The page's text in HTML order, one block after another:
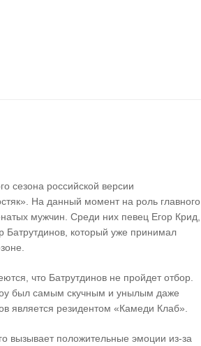
сезона российской версии
На данный момент на роль главного
мужчин. Среди них певец Егор Крид,
который уже принимал
что Батрутдинов не пройдет отбор.
был самым скучным и унылым даже
является резидентом «Камеди Клаб».
вызывает положительные эмоции из-за